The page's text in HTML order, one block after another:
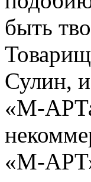
быть
Сулин,
«М-
«М-